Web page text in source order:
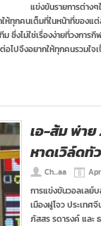
แข่งขันรายการต่าง
ทุกคนเต็มที่ในหน้าที่ของแ
งไม่ใช่เรื่องง่ายที่วงการกี
ไปจึงอยากให้ทุกคนรวมใจ
เอ-ส้ม พ่า
หาดเวิล์ดทั
Ch...aa
การแข่งขันวอลเลย์บ
เมืองฝูโจว ประเทศ
ภัสสร รดารงค์ และ